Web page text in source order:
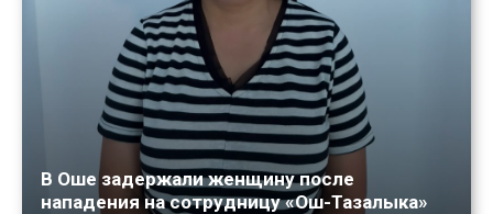
В Оше задержали женщину после
нападения на сотрудницу «Ош-Тазалыка»